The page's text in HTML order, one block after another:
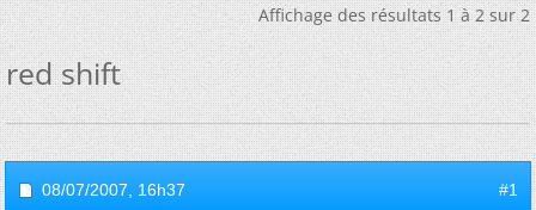
Affichage des résultats 1 à 2 sur 2
red shift
08/07/2007, 16h37 #1